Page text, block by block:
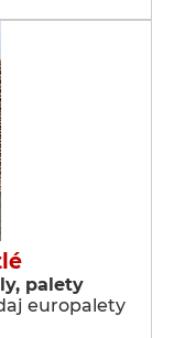
palety
europalety